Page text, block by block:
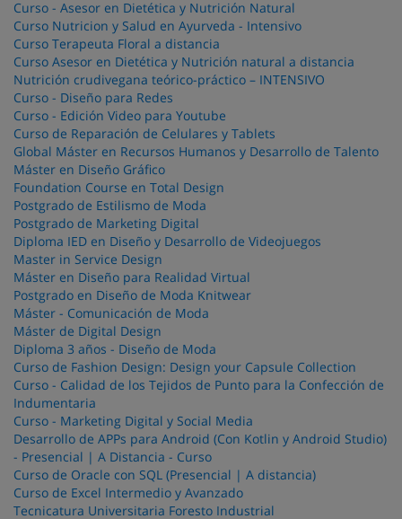
Curso - Asesor en Dietética y Nutrición Natural
Curso Nutricion y Salud en Ayurveda - Intensivo
Curso Terapeuta Floral a distancia
Curso Asesor en Dietética y Nutrición natural a distancia
Nutrición crudivegana teórico-práctico – INTENSIVO
Curso - Diseño para Redes
Curso - Edición Video para Youtube
Curso de Reparación de Celulares y Tablets
Global Máster en Recursos Humanos y Desarrollo de Talento
Máster en Diseño Gráfico
Foundation Course en Total Design
Postgrado de Estilismo de Moda
Postgrado de Marketing Digital
Diploma IED en Diseño y Desarrollo de Videojuegos
Master in Service Design
Máster en Diseño para Realidad Virtual
Postgrado en Diseño de Moda Knitwear
Máster - Comunicación de Moda
Máster de Digital Design
Diploma 3 años - Diseño de Moda
Curso de Fashion Design: Design your Capsule Collection
Curso - Calidad de los Tejidos de Punto para la Confección de
Indumentaria
Curso - Marketing Digital y Social Media
Desarrollo de APPs para Android (Con Kotlin y Android Studio)
- Presencial | A Distancia - Curso
Curso de Oracle con SQL (Presencial | A distancia)
Curso de Excel Intermedio y Avanzado
Tecnicatura Universitaria Foresto Industrial